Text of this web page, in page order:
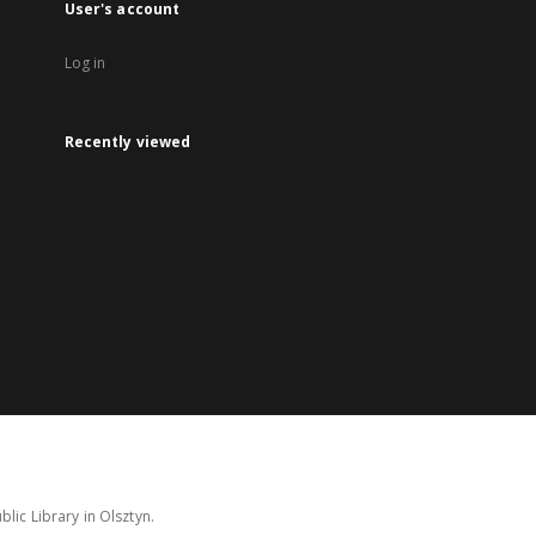
User's account
Log in
Recently viewed
Library in Olsztyn.